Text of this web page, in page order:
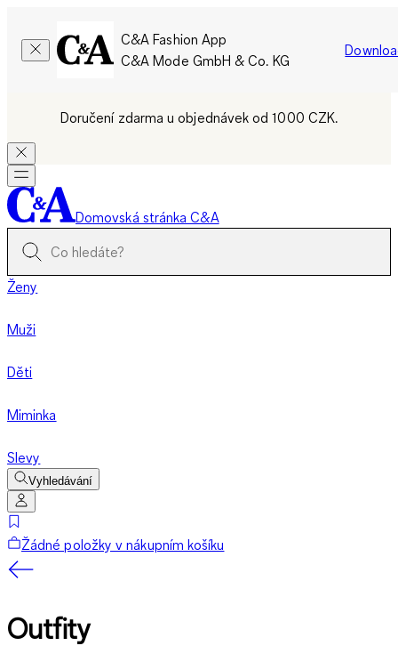
C&A Fashion App
C&A Mode GmbH & Co. KG
Doručení zdarma u objednávek od 1000 CZK.
Domovská stránka C&A
Ženy
Muži
Děti
Miminka
Slevy
Vyhledávání
Žádné položky v nákupním košíku
Outfity